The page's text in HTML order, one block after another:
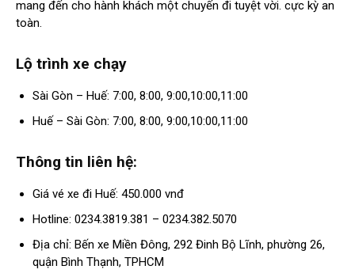
mang đến cho hành khách một chuyến đi tuyệt vời. cực kỳ an
toàn.
Lộ trình xe chạy
Sài Gòn – Huế: 7:00, 8:00, 9:00,10:00,11:00
Huế – Sài Gòn: 7:00, 8:00, 9:00,10:00,11:00
Thông tin liên hệ:
Giá vé xe đi Huế: 450.000 vnđ
Hotline: 0234.3819.381 – 0234.382.5070
Địa chỉ: Bến xe Miền Đông, 292 Đinh Bộ Lĩnh, phường 26,
quận Bình Thạnh, TPHCM